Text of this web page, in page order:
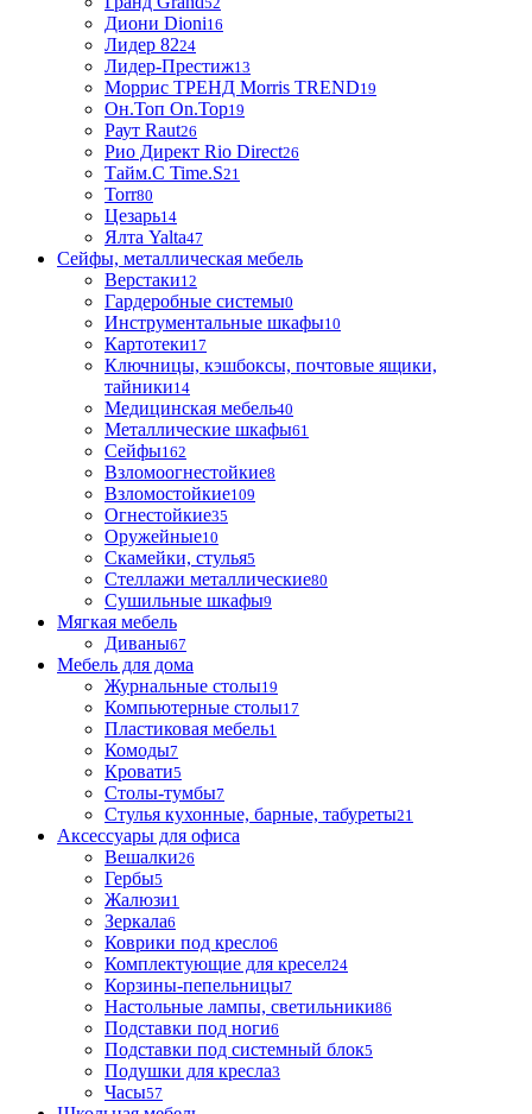
Диони Dioni16
Лидер 8224
Лидер-Престиж13
Моррис ТРЕНД Morris TREND19
Он.Топ On.Top19
Раут Raut26
Рио Директ Rio Direct26
Тайм.С Time.S21
Torr80
Цезарь14
Ялта Yalta47
Сейфы, металлическая мебель
Верстаки12
Гардеробные системы0
Инструментальные шкафы10
Картотеки17
Ключницы, кэшбоксы, почтовые ящики,
тайники14
Медицинская мебель40
Металлические шкафы61
Сейфы162
Взломоогнестойкие8
Взломостойкие109
Огнестойкие35
Оружейные10
Скамейки, стулья5
Стеллажи металлические80
Сушильные шкафы9
Мягкая мебель
Диваны67
Мебель для дома
Журнальные столы19
Компьютерные столы17
Пластиковая мебель1
Комоды7
Кровати5
Столы-тумбы7
Стулья кухонные, барные, табуреты21
Аксессуары для офиса
Вешалки26
Гербы5
Жалюзи1
Зеркала6
Коврики под кресло6
Комплектующие для кресел24
Корзины-пепельницы7
Настольные лампы, светильники86
Подставки под ноги6
Подставки под системный блок5
Подушки для кресла3
Часы57